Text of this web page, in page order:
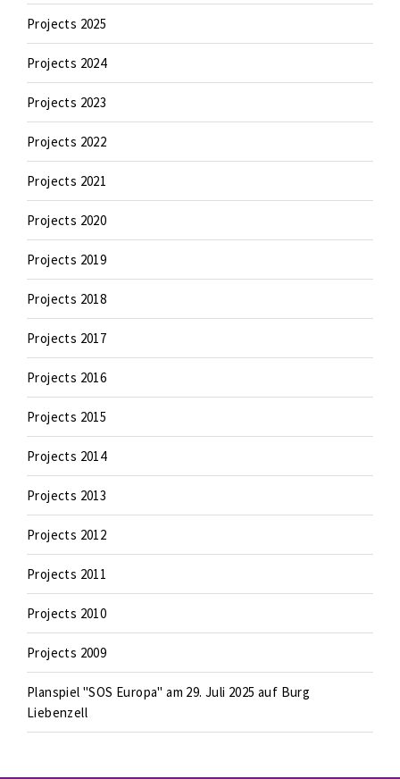
Projects 2025
Projects 2024
Projects 2023
Projects 2022
Projects 2021
Projects 2020
Projects 2019
Projects 2018
Projects 2017
Projects 2016
Projects 2015
Projects 2014
Projects 2013
Projects 2012
Projects 2011
Projects 2010
Projects 2009
Planspiel "SOS Europa" am 29. Juli 2025 auf Burg
Liebenzell